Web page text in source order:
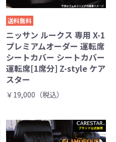
送料無料
ニッサン ルークス 専用 X-1
プレミアムオーダー 運転席
シートカバー シートカバー
運転席[1席分] Z-style ケア
スター
￥19,000（税込）